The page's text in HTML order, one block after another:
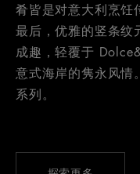
肴皆是对意大利烹饪
最后，优雅的竖条
成趣，轻覆于
意式海岸的隽永风情
系列。